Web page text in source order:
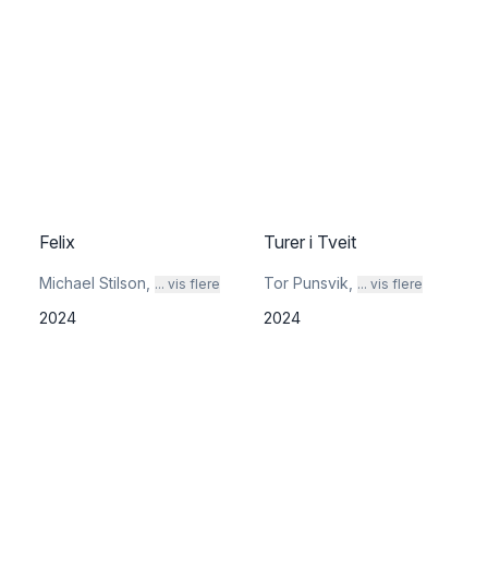
Felix
Michael Stilson ... vis flere
2024
Turer i Tveit
Tor Punsvik ... vis flere
2024